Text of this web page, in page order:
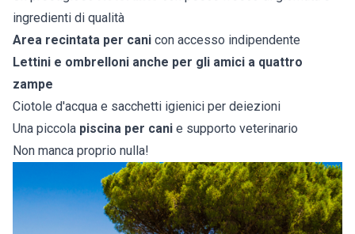
ingredienti di qualità
Area recintata per cani con accesso indipendente
Lettini e ombrelloni anche per gli amici a quattro
zampe
Ciotole d'acqua e sacchetti igienici per deiezioni
Una piccola piscina per cani e supporto veterinario
Non manca proprio nulla!